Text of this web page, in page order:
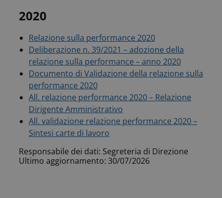
2020
Relazione sulla performance 2020
Deliberazione n. 39/2021 – adozione della
relazione sulla performance – anno 2020
Documento di Validazione della relazione sulla
performance 2020
All. relazione performance 2020 – Relazione
Dirigente Amministrativo
All. validazione relazione performance 2020 –
Sintesi carte di lavoro
Responsabile dei dati: Segreteria di Direzione
Ultimo aggiornamento: 30/07/2026